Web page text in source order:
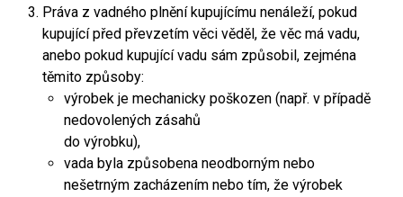
Práva z vadného plnění kupujícímu nenáleží, pokud
kupující před převzetím věci věděl, že věc má vadu,
anebo pokud kupující vadu sám způsobil, zejména
těmito způsoby:
výrobek je mechanicky poškozen (např. v případě
nedovolených zásahů
do výrobku),
vada byla způsobena neodborným nebo
nešetrným zacházením nebo tím, že výrobek